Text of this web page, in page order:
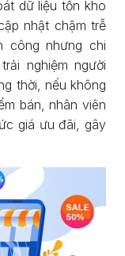
dữ liệu tồn kho
nhật chậm trễ
công nhưng chi
nghiệm người
thời, nếu không
bán, nhân viên
giá ưu đãi, gây